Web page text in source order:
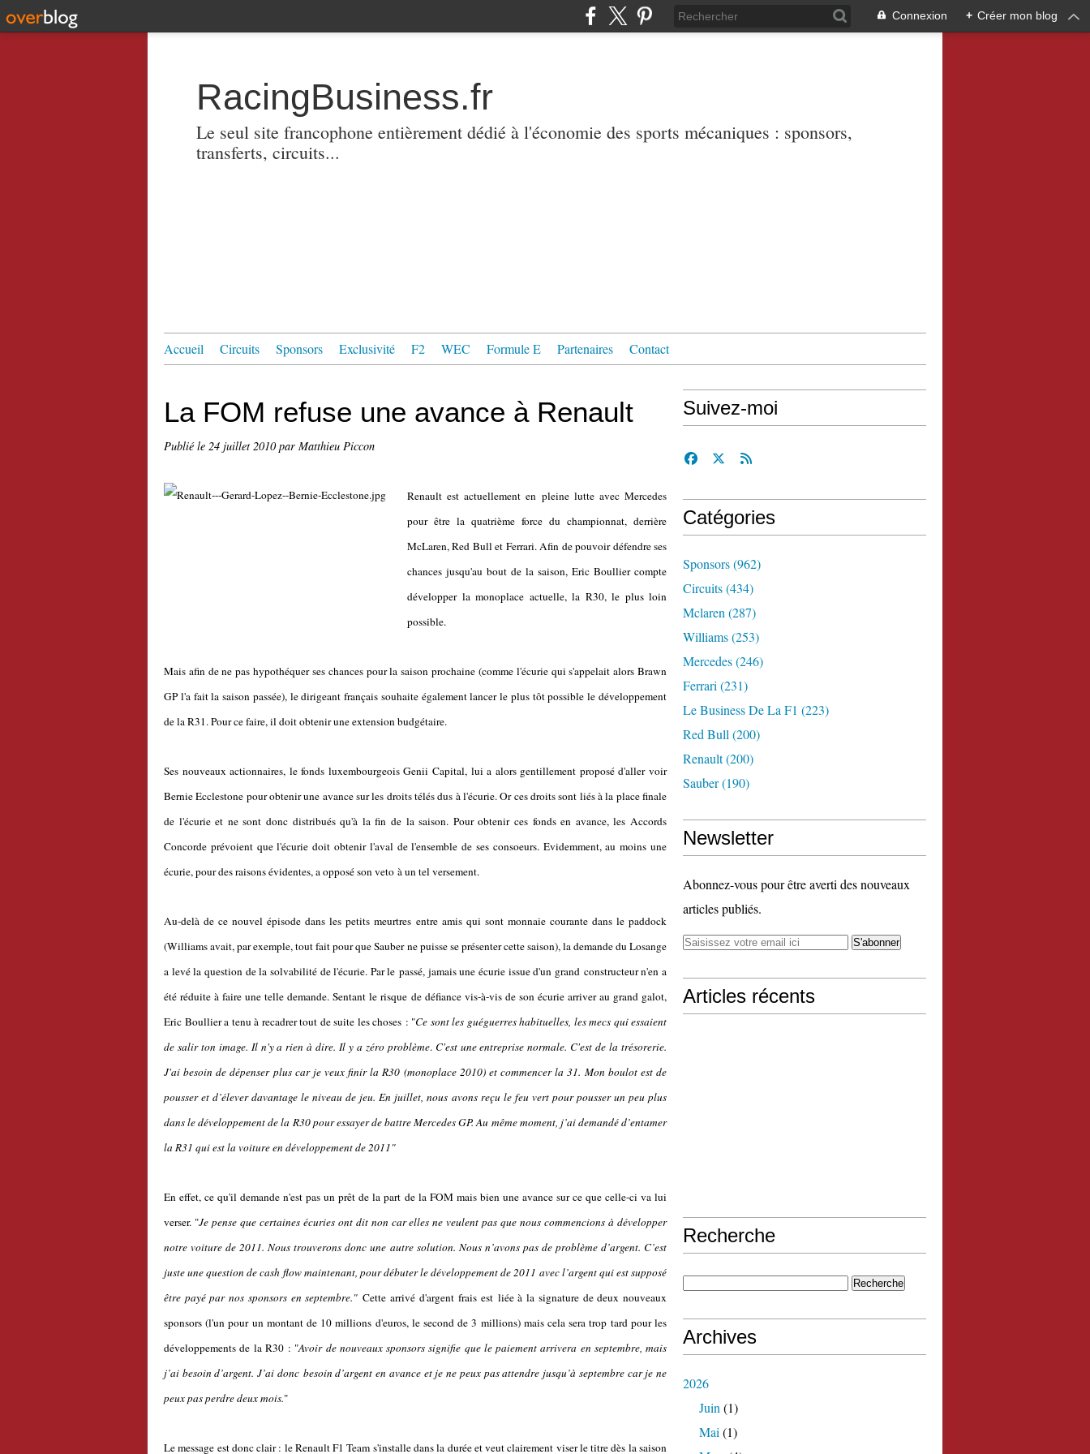
Connexion + Créer mon blog
RacingBusiness.fr
Le seul site francophone entièrement dédié à l'économie des sports mécaniques : sponsors,
transferts, circuits...
Accueil Circuits Sponsors Exclusivité F2 WEC Formule E Partenaires Contact
La FOM refuse une avance à Renault
Publié le 24 juillet 2010par Matthieu Piccon
Renault est actuellement en pleine lutte avec Mercedes
pour être la quatrième force du championnat, derrière
McLaren, Red Bull et Ferrari. Afin de pouvoir défendre ses
chances jusqu'au bout de la saison, Eric Boullier compte
développer la monoplace actuelle, la R30, le plus loin
possible.
Mais afin de ne pas hypothéquer ses chances pour la saison prochaine (comme l'écurie qui s'appelait alors Brawn
GP l'a fait la saison passée), le dirigeant français souhaite également lancer le plus tôt possible le développement
de la R31. Pour ce faire, il doit obtenir une extension budgétaire.
Ses nouveaux actionnaires, le fonds luxembourgeois Genii Capital, lui a alors gentillement proposé d'aller voir
Bernie Ecclestone pour obtenir une avance sur les droits télés dus à l'écurie. Or ces droits sont liés à la place finale
de l'écurie et ne sont donc distribués qu'à la fin de la saison. Pour obtenir ces fonds en avance, les Accords
Concorde prévoient que l'écurie doit obtenir l'aval de l'ensemble de ses consoeurs. Evidemment, au moins une
écurie, pour des raisons évidentes, a opposé son veto à un tel versement.
Au-delà de ce nouvel épisode dans les petits meurtres entre amis qui sont monnaie courante dans le paddock
(Williams avait, par exemple, tout fait pour que Sauber ne puisse se présenter cette saison), la demande du Losange
a levé la question de la solvabilité de l'écurie. Par le passé, jamais une écurie issue d'un grand constructeur n'en a
été réduite à faire une telle demande. Sentant le risque de défiance vis-à-vis de son écurie arriver au grand galot,
Eric Boullier a tenu à recadrer tout de suite les choses : "Ce sont les guéguerres habituelles, les mecs qui essaient
de salir ton image. Il n'y a rien à dire. Il y a zéro problème. C'est une entreprise normale. C'est de la trésorerie.
J'ai besoin de dépenser plus car je veux finir la R30 (monoplace 2010) et commencer la 31. Mon boulot est de
pousser et d’élever davantage le niveau de jeu. En juillet, nous avons reçu le feu vert pour pousser un peu plus
dans le développement de la R30 pour essayer de battre Mercedes GP. Au même moment, j’ai demandé d’entamer
la R31 qui est la voiture en développement de 2011"
En effet, ce qu'il demande n'est pas un prêt de la part de la FOM mais bien une avance sur ce que celle-ci va lui
verser. "Je pense que certaines écuries ont dit non car elles ne veulent pas que nous commencions à développer
notre voiture de 2011. Nous trouverons donc une autre solution. Nous n’avons pas de problème d’argent. C’est
juste une question de cash flow maintenant, pour débuter le développement de 2011 avec l’argent qui est supposé
être payé par nos sponsors en septembre."Cette arrivé d'argent frais est liée à la signature de deux nouveaux
sponsors (l'un pour un montant de 10 millions d'euros, le second de 3 millions) mais cela sera trop tard pour les
développements de la R30 : "Avoir de nouveaux sponsors signifie que le paiement arrivera en septembre, mais
j’ai besoin d’argent. J’ai donc besoin d’argent en avance et je ne peux pas attendre jusqu’à septembre car je ne
peux pas perdre deux mois."
Le message est donc clair : le Renault F1 Team s'installe dans la durée et veut clairement viser le titre dès la saison
Suivez-moi
Catégories
Sponsors(962)
Circuits(434)
Mclaren (287)
Williams(253)
Mercedes(246)
Ferrari (231)
Le Business De La F1 (223)
Red Bull (200)
Renault(200)
Sauber(190)
Newsletter
Abonnez-vous pour être averti des nouveaux
articles publiés.
Articles récents
Recherche
Archives
2026
Juin (1)
Mai (1)